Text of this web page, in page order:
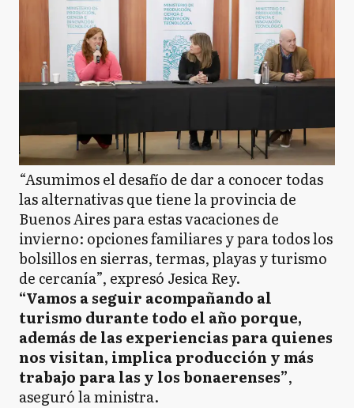
“Asumimos el desafío de dar a conocer todas
las alternativas que tiene la provincia de
Buenos Aires para estas vacaciones de
invierno: opciones familiares y para todos los
bolsillos en sierras, termas, playas y turismo
de cercanía”, expresó Jesica Rey.
“Vamos a seguir acompañando al
turismo durante todo el año porque,
además de las experiencias para quienes
nos visitan, implica producción y más
trabajo para las y los bonaerenses”,
aseguró la ministra.